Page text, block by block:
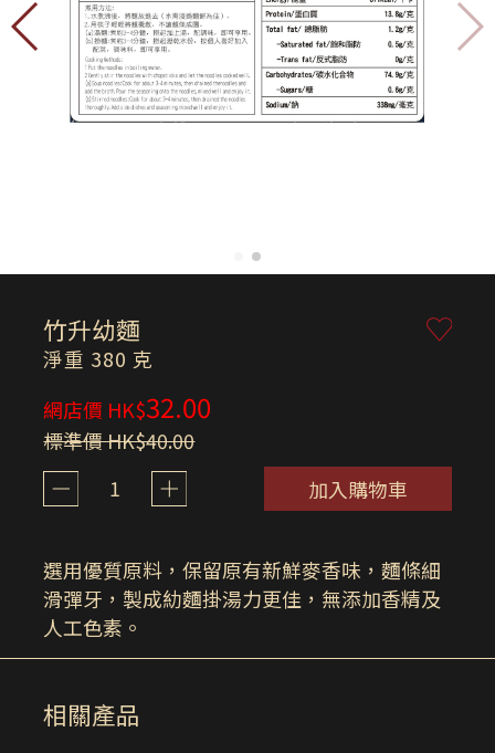
竹升幼麵
淨重 380 克
網店價 HK$32.00
標準價 HK$40.00
1
加入購物車
選用優質原料，保留原有新鮮麥香味，麵條細
滑彈牙，製成糼麵掛湯力更佳，無添加香精及
人工色素。
相關產品